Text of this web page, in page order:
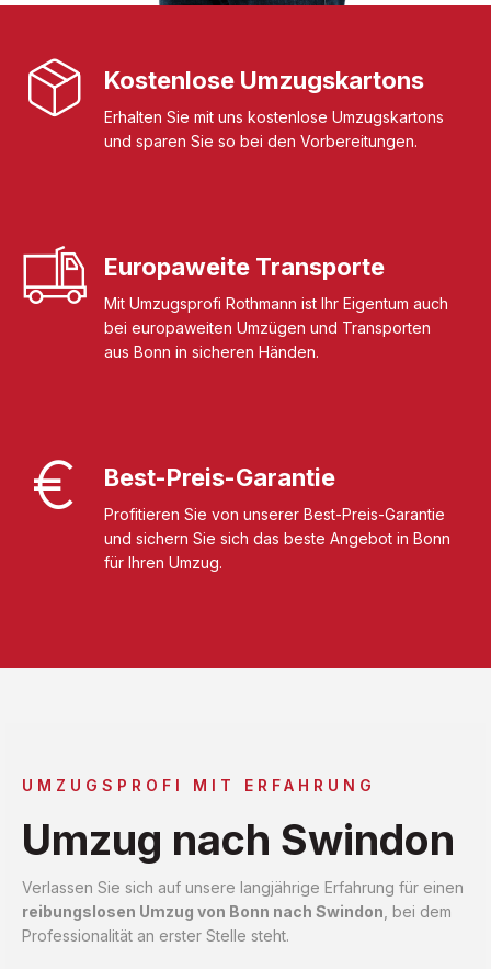
Kostenlose Umzugskartons
Erhalten Sie mit uns kostenlose Umzugskartons
und sparen Sie so bei den Vorbereitungen.
Europaweite Transporte
Mit Umzugsprofi Rothmann ist Ihr Eigentum auch
bei europaweiten Umzügen und Transporten
aus Bonn in sicheren Händen.
Best-Preis-Garantie
Profitieren Sie von unserer Best-Preis-Garantie
und sichern Sie sich das beste Angebot in Bonn
für Ihren Umzug.
UMZUGSPROFI MIT ERFAHRUNG
Umzug nach Swindon
Verlassen Sie sich auf unsere langjährige Erfahrung für einen
reibungslosen Umzug von Bonn nach Swindon , bei dem
Professionalität an erster Stelle steht.